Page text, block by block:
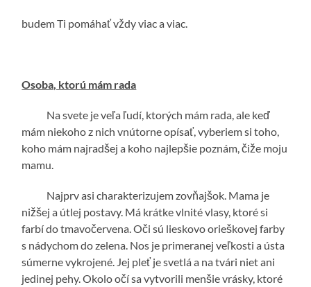
budem Ti pomáhať vždy viac a viac.
Osoba, ktorú mám rada
Na svete je veľa ľudí, ktorých mám rada, ale keď
mám niekoho z nich vnútorne opísať, vyberiem si toho,
koho mám najradšej a koho najlepšie poznám, čiže moju
mamu.
Najprv asi charakterizujem zovňajšok. Mama je
nižšej a útlej postavy. Má krátke vlnité vlasy, ktoré si
farbí do tmavočervena. Oči sú lieskovo orieškovej farby
s nádychom do zelena. Nos je primeranej veľkosti a ústa
súmerne vykrojené. Jej pleť je svetlá a na tvári niet ani
jedinej pehy. Okolo očí sa vytvorili menšie vrásky, ktoré